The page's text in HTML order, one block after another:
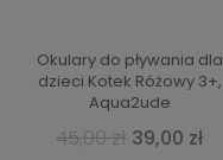
Okulary do pływania dla
dzieci Kotek Różowy 3+,
Aqua2ude
45,00 zł 39,00 zł